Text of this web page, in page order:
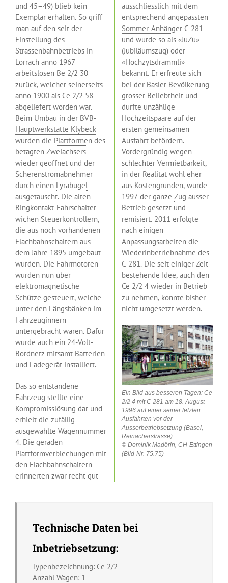
und 45–49) blieb kein
Exemplar erhalten. So griff
man auf den seit der
Einstellung des
Strassenbahnbetriebs in
Lörrach anno 1967
arbeitslosen Be 2/2 30
zurück, welcher seinerseits
anno 1900 als Ce 2/2 58
abgeliefert worden war.
Beim Umbau in der BVB-
Hauptwerkstätte Klybeck
wurden die Plattformen des
betagten Zweiachsers
wieder geöffnet und der
Scherenstromabnehmer
durch einen Lyrabügel
ausgetauscht. Die alten
Ringkontakt-Fahrschalter
wichen Steuerkontrollern,
die aus noch vorhandenen
Flachbahnschaltern aus
dem Jahre 1895 umgebaut
wurden. Die Fahrmotoren
wurden nun über
elektromagnetische
Schütze gesteuert, welche
unter den Längsbänken im
Fahrzeuginnern
untergebracht waren. Dafür
wurde auch ein 24-Volt-
Bordnetz mitsamt Batterien
und Ladegerät installiert.
Das so entstandene
Fahrzeug stellte eine
Kompromisslösung dar und
erhielt die zufällig
ausgewählte Wagennummer
4. Die geraden
Plattformverblechungen mit
den Flachbahnschaltern
erinnerten zwar recht gut
ausschliesslich mit dem
entsprechend angepassten
Sommer-Anhänger C 281
und wurde so als «JuZu»
(Jubiläumszug) oder
«Hochzytsdrämmli»
bekannt. Er erfreute sich
bei der Basler Bevölkerung
grosser Beliebtheit und
durfte unzählige
Hochzeitspaare auf der
ersten gemeinsamen
Ausfahrt befördern.
Vordergründig wegen
schlechter Vermietbarkeit,
in der Realität wohl eher
aus Kostengründen, wurde
1997 der ganze Zug ausser
Betrieb gesetzt und
remisiert. 2011 erfolgte
nach einigen
Anpassungsarbeiten die
Wiederinbetriebnahme des
C 281. Die seit einiger Zeit
bestehende Idee, auch den
Ce 2/2 4 wieder in Betrieb
zu nehmen, konnte bisher
nicht umgesetzt werden.
Ein Bild aus besseren Tagen: Ce
2/2 4 mit C 281 am 18. August
1996 auf einer seiner letzten
Ausfahrten vor der
Ausserbetriebsetzung (Basel,
Reinacherstrasse).
© Dominik Madörin, CH-Ettingen
(Bild-Nr. 75.75)
Technische Daten bei
Inbetriebsetzung:
Typenbezeichnung: Ce 2/2
Anzahl Wagen: 1